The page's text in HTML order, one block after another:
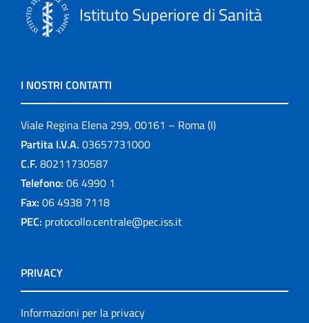
Istituto Superiore di Sanità
I NOSTRI CONTATTI
Viale Regina Elena 299, 00161 – Roma (I)
Partita I.V.A. 03657731000
C.F. 80211730587
Telefono: 06 4990 1
Fax: 06 4938 7118
PEC: protocollo.centrale@pec.iss.it
PRIVACY
Informazioni per la privacy